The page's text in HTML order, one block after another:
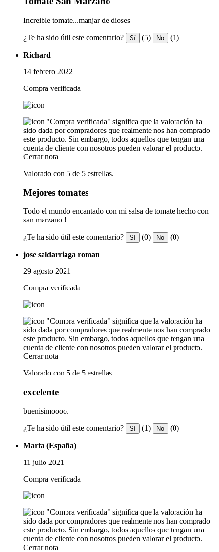
Increible tomate...manjar de dioses.
¿Te ha sido útil este comentario? Sí (5) No (1)
Richard
14 febrero 2022
Compra verificada
"Compra verificada" significa que la valoración ha
sido dada por compradores que realmente nos han comprado
este producto. Sin embargo, todos aquellos que tengan una
cuenta de cliente con nosotros pueden valorar el producto.
Cerrar nota
Valorado con 5 de 5 estrellas.
Mejores tomates
Todo el mundo encantado con mi salsa de tomate hecho con
san marzano !
¿Te ha sido útil este comentario? Sí (0) No (0)
jose saldarriaga roman
29 agosto 2021
Compra verificada
"Compra verificada" significa que la valoración ha
sido dada por compradores que realmente nos han comprado
este producto. Sin embargo, todos aquellos que tengan una
cuenta de cliente con nosotros pueden valorar el producto.
Cerrar nota
Valorado con 5 de 5 estrellas.
excelente
buenisimoooo.
¿Te ha sido útil este comentario? Sí (1) No (0)
Marta (España)
11 julio 2021
Compra verificada
"Compra verificada" significa que la valoración ha
sido dada por compradores que realmente nos han comprado
este producto. Sin embargo, todos aquellos que tengan una
cuenta de cliente con nosotros pueden valorar el producto.
Cerrar nota